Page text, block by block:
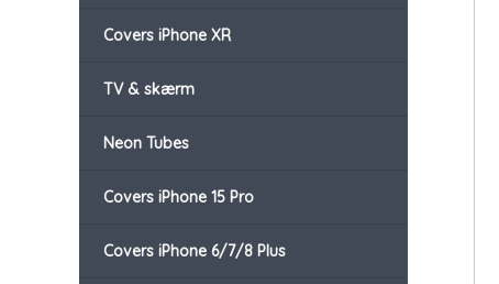
Covers iPhone XR
TV & skærm
Neon Tubes
Covers iPhone 15 Pro
Covers iPhone 6/7/8 Plus